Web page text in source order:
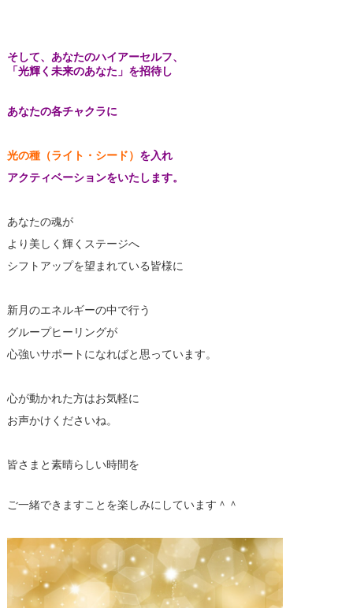
そして、あなたのハイアーセルフ、
「光輝く未来のあなた」を招待し
あなたの各チャクラに
光の種（ライト・シード） を入れ
アクティベーションをいたします。
あなたの魂が
より美しく輝くステージへ
シフトアップを望まれている皆様に
新月のエネルギーの中で行う
グループヒーリングが
心強いサポートになればと思っています。
心が動かれた方はお気軽に
お声かけくださいね。
皆さまと素晴らしい時間を
ご一緒できますことを楽しみにしています＾＾